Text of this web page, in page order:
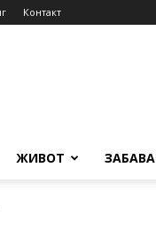
Контакт
ЖИВОТ ЗАБАВА